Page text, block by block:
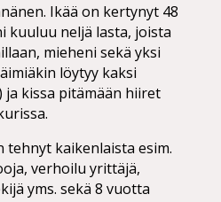
Ikää on kertynyt 48
kuuluu neljä lasta, joista
mieheni sekä yksi
löytyy kaksi
ja kissa pitämään hiiret
tehnyt kaikenlaista esim.
verhoilu yrittäjä,
yms. sekä 8 vuotta